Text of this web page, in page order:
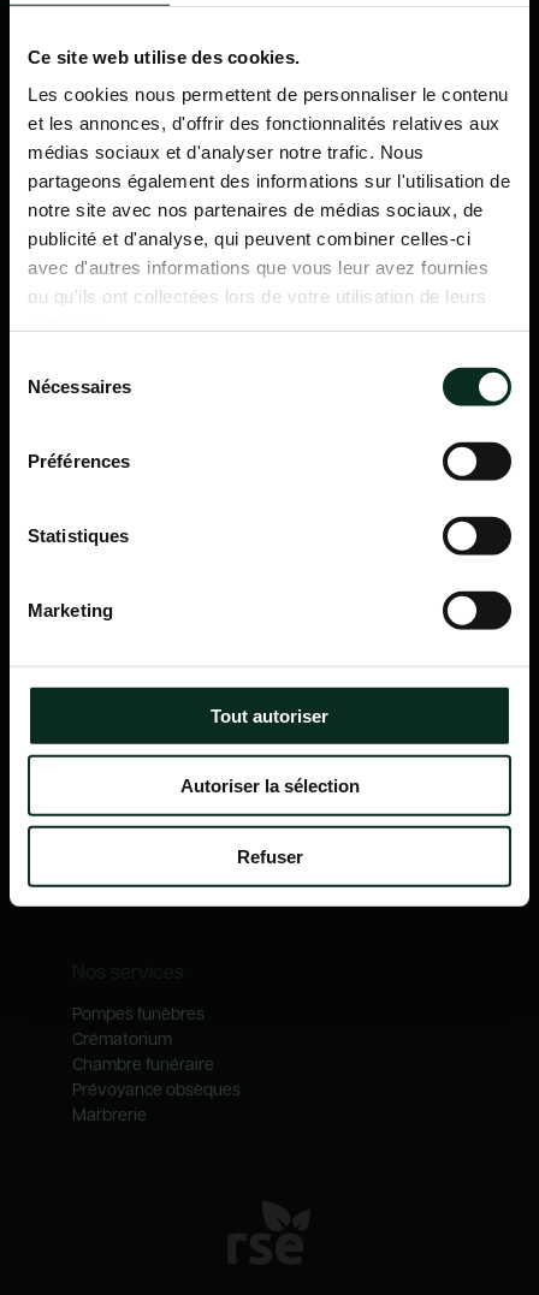
Ce site web utilise des cookies.
Les cookies nous permettent de personnaliser le contenu
et les annonces, d'offrir des fonctionnalités relatives aux
médias sociaux et d'analyser notre trafic. Nous
partageons également des informations sur l'utilisation de
notre site avec nos partenaires de médias sociaux, de
publicité et d'analyse, qui peuvent combiner celles-ci
avec d'autres informations que vous leur avez fournies
ou qu'ils ont collectées lors de votre utilisation de leurs
Nécessaires
Préférences
Statistiques
Marketing
Tout autoriser
Autoriser la sélection
Refuser
P.F.C.A Pompes Funèbres des Communes Associées
Itinéraire
Navigation
Qui sommes-nous ?
Notre catalogue
Nos métiers
Pompes funèbres
Crématorium
Chambre funéraire
Prévoyance obsèques
Marbrerie